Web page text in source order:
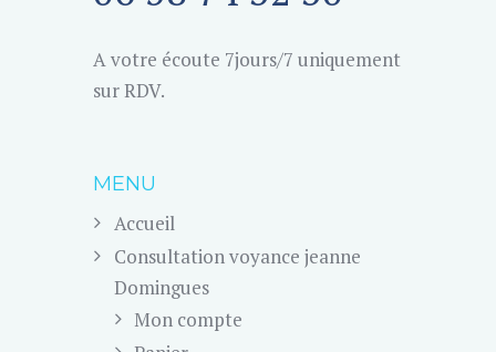
A votre écoute 7jours/7 uniquement
sur RDV.
MENU
Accueil
Consultation voyance jeanne
Domingues
Mon compte